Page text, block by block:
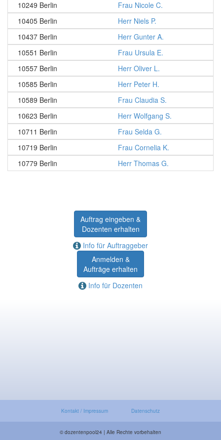
10249 Berlin
Frau Nicole C.
10405 Berlin
Herr Niels P.
10437 Berlin
Herr Gunter A.
10551 Berlin
Frau Ursula E.
10557 Berlin
Herr Oliver L.
10585 Berlin
Herr Peter H.
10589 Berlin
Frau Claudia S.
10623 Berlin
Herr Wolfgang S.
10711 Berlin
Frau Selda G.
10719 Berlin
Frau Cornelia K.
10779 Berlin
Herr Thomas G.
Auftrag eingeben &
Dozenten erhalten
Info für Auftraggeber
Anmelden &
Aufträge erhalten
Info für Dozenten
Kontakt / Impressum Datenschutz
© dozentenpool24 | Alle Rechte vorbehalten